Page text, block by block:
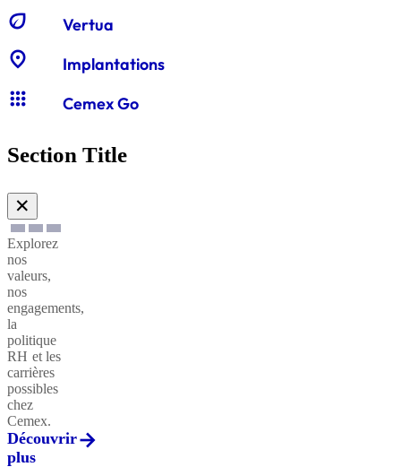
eco Vertua
location_on Implantations
apps Cemex Go
Section Title
✕
Explorez
nos
valeurs,
nos
engagements,
la
politique
RH et les
carrières
possibles
chez
Cemex.
Découvrir
plus